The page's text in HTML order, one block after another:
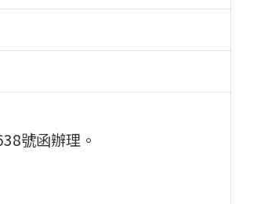
號函辦理。